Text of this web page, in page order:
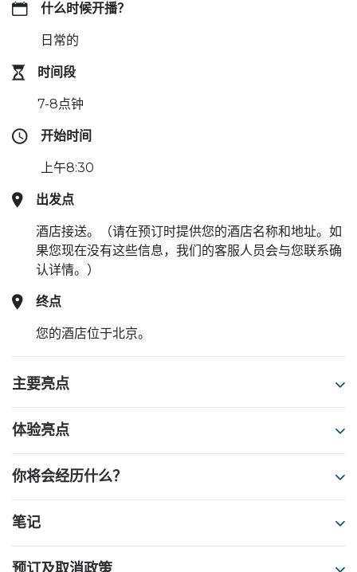
什么时候开播？
日常的
时间段
7-8点钟
开始时间
上午8:30
出发点
酒店接送。（请在预订时提供您的酒店名称和地址。如
果您现在没有这些信息，我们的客服人员会与您联系确
认详情。）
终点
您的酒店位于北京。
主要亮点
体验亮点
你将会经历什么？
笔记